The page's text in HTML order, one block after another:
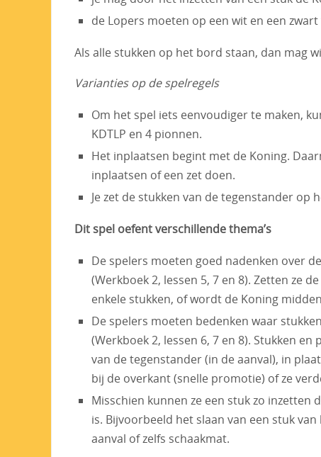
de Lopers moeten op een wit en een zwart
Als alle stukken op het bord staan, dan mag
Varianties op de spelregels
Om het spel iets eenvoudiger te maken,
KDTLP en 4 pionnen.
Het inplaatsen begint met de Koning.
inplaatsen of een zet doen.
Je zet de stukken van de tegenstander op
Dit spel oefent verschillende thema’s
De spelers moeten goed nadenken over
(Werkboek 2, lessen 5, 7 en 8). Zetten ze
enkele stukken, of wordt de Koning
De spelers moeten bedenken waar
(Werkboek 2, lessen 6, 7 en 8). Stukken
van de tegenstander (in de aanval), in
bij de overkant (snelle promotie) of ze
Misschien kunnen ze een stuk zo inzetten
is. Bijvoorbeeld het slaan van een stuk
aanval of zelfs schaakmat.